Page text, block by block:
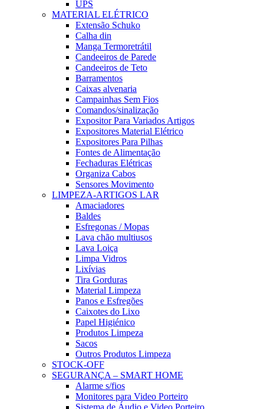
UPS
MATERIAL ELÉTRICO
Extensão Schuko
Calha din
Manga Termoretrátil
Candeeiros de Parede
Candeeiros de Teto
Barramentos
Caixas alvenaria
Campainhas Sem Fios
Comandos/sinalização
Expositor Para Variados Artigos
Expositores Material Elétrico
Expositores Para Pilhas
Fontes de Alimentação
Fechaduras Elétricas
Organiza Cabos
Sensores Movimento
LIMPEZA-ARTIGOS LAR
Amaciadores
Baldes
Esfregonas / Mopas
Lava chão multiusos
Lava Loiça
Limpa Vidros
Lixívias
Tira Gorduras
Material Limpeza
Panos e Esfregões
Caixotes do Lixo
Papel Higiénico
Produtos Limpeza
Sacos
Outros Produtos Limpeza
STOCK-OFF
SEGURANÇA – SMART HOME
Alarme s/fios
Monitores para Video Porteiro
Sistema de Áudio e Video Porteiro